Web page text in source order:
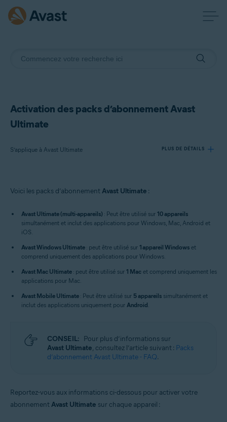
Activation des packs d’abonnement Avast
Ultimate
S’applique à Avast Ultimate PLUS DE DÉTAILS
Produits:
Systèmes d'exploitation:
Voici les packs d’abonnementAvast Ultimate :
Avast Ultimate (multi-appareils) : Peut être utilisé sur 10 appareils
simultanément et inclut des applications pour Windows, Mac, Android et
iOS.
Avast Windows Ultimate : peut être utilisé sur 1 appareil Windows et
comprend uniquement des applications pour Windows.
Avast Mac Ultimate : peut être utilisé sur 1 Mac et comprend uniquement les
applications pour Mac.
Avast Mobile Ultimate : Peut être utilisé sur 5 appareils simultanément et
inclut des applications uniquement pour Android.
CONSEIL: Pour plus d’informations sur
Avast Ultimate, consultez l’article suivant : Packs
d’abonnement Avast Ultimate - FAQ.
Reportez-vous aux informations ci-dessous pour activer votre
abonnementAvast Ultimate sur chaque appareil :